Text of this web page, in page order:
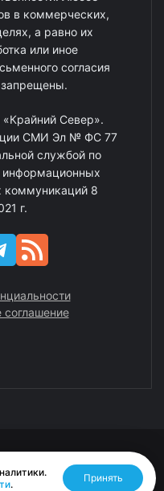
в коммерческих,
а равно их
или иное
согласия
запрещены.
«Крайний Север».
СМИ Эл № ФС 77
службой по
информационных
коммуникаций 8
г.
соглашение
.
Принять